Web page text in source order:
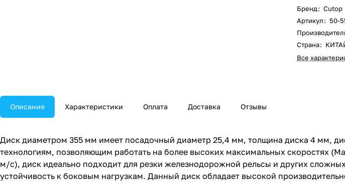
Бренд: Cutop
Артикул: 50-
Страна:
Все
Описание Характеристики Оплата Доставка Отзывы
Диск диаметром 355 мм имеет посадочный диаметр 25,4 мм, толщина диска 4 мм,
технологиям, позволяющим работать на более высоких максимальных скоростях
м/с), диск идеально подходит для резки железнодорожной рельсы и других
устойчивость к боковым нагрузкам. Данный диск обладает высокой